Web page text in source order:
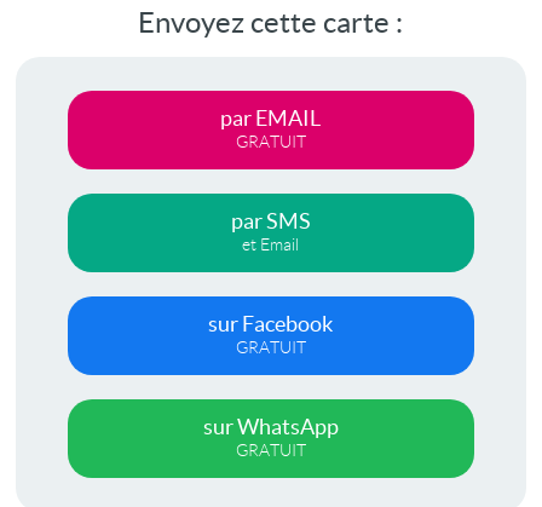
Envoyez cette carte :
par EMAIL
GRATUIT
par SMS
et Email
sur Facebook
GRATUIT
sur WhatsApp
GRATUIT